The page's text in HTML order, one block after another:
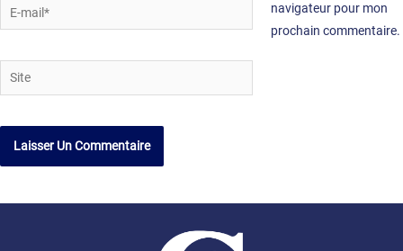
mail*
Site
navigateur pour mon
prochain commentaire.